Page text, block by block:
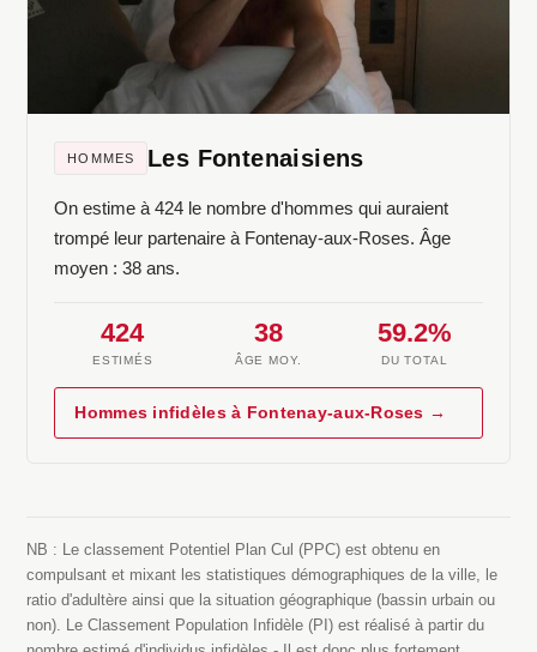
HOMMES Les Fontenaisiens
On estime à 424 le nombre d'hommes qui auraient
trompé leur partenaire à Fontenay-aux-Roses. Âge
moyen : 38 ans.
424
ESTIMÉS
38
ÂGE MOY.
59.2%
DU TOTAL
Hommes infidèles à Fontenay-aux-Roses →
NB : Le classement Potentiel Plan Cul (PPC) est obtenu en
compulsant et mixant les statistiques démographiques de la ville, le
ratio d'adultère ainsi que la situation géographique (bassin urbain ou
non). Le Classement Population Infidèle (PI) est réalisé à partir du